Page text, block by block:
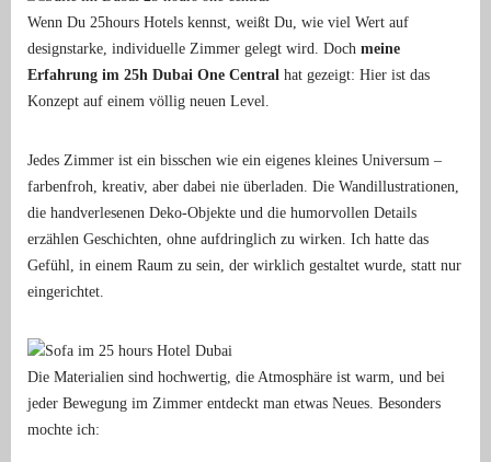
Wenn Du 25hours Hotels kennst, weißt Du, wie viel Wert auf
designstarke, individuelle Zimmer gelegt wird. Doch meine
Erfahrung im 25h Dubai One Central hat gezeigt: Hier ist das
Konzept auf einem völlig neuen Level.
Jedes Zimmer ist ein bisschen wie ein eigenes kleines Universum –
farbenfroh, kreativ, aber dabei nie überladen. Die Wandillustrationen,
die handverlesenen Deko-Objekte und die humorvollen Details
erzählen Geschichten, ohne aufdringlich zu wirken. Ich hatte das
Gefühl, in einem Raum zu sein, der wirklich gestaltet wurde, statt nur
eingerichtet.
Die Materialien sind hochwertig, die Atmosphäre ist warm, und bei
jeder Bewegung im Zimmer entdeckt man etwas Neues. Besonders
mochte ich: